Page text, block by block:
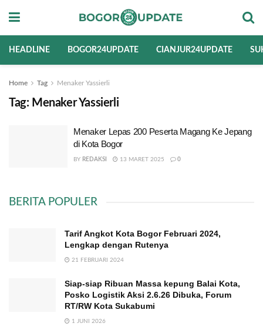
HEADLINE BOGOR24UPDATE CIANJUR24UPDATE
Home Tag Menaker Yassierli
Tag: Menaker Yassierli
Menaker Lepas 200 Peserta Magang Ke Jepang
di Kota Bogor
BY REDAKSI 13 MARET 2025 0
BERITA POPULER
Tarif Angkot Kota Bogor Februari 2024,
Lengkap dengan Rutenya
21 FEBRUARI 2024
Siap-siap Ribuan Massa kepung Balai Kota,
Posko Logistik Aksi 2.6.26 Dibuka, Forum
RT/RW Kota Sukabumi
1 JUNI 2026